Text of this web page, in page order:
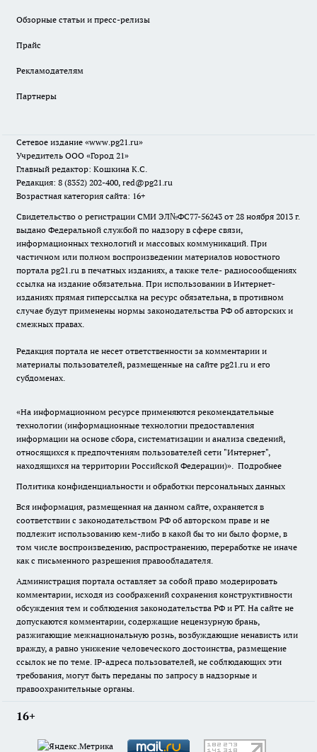
Обзорные статьи и пресс-релизы
Прайс
Рекламодателям
Партнеры
Сетевое издание «www.pg21.ru»
Учредитель ООО «Город 21»
Главный редактор: Кошкина К.С.
Редакция: 8 (8352) 202-400, red@pg21.ru
Возрастная категория сайта: 16+
Свидетельство о регистрации СМИ ЭЛ№ФС77-56243 от 28 ноября 2013 г.
выдано Федеральной службой по надзору в сфере связи,
информационных технологий и массовых коммуникаций. При
частичном или полном воспроизведении материалов новостного
портала pg21.ru в печатных изданиях, а также теле- радиосообщениях
ссылка на издание обязательна. При использовании в Интернет-
изданиях прямая гиперссылка на ресурс обязательна, в противном
случае будут применены нормы законодательства РФ об авторских и
смежных правах.
Редакция портала не несет ответственности за комментарии и
материалы пользователей, размещенные на сайте pg21.ru и его
субдоменах.
«На информационном ресурсе применяются рекомендательные
технологии (информационные технологии предоставления
информации на основе сбора, систематизации и анализа сведений,
относящихся к предпочтениям пользователей сети "Интернет",
находящихся на территории Российской Федерации)». Подробнее
Политика конфиденциальности и обработки персональных данных
Вся информация, размещенная на данном сайте, охраняется в
соответствии с законодательством РФ об авторском праве и не
подлежит использованию кем-либо в какой бы то ни было форме, в
том числе воспроизведению, распространению, переработке не иначе
как с письменного разрешения правообладателя.
Администрация портала оставляет за собой право модерировать
комментарии, исходя из соображений сохранения конструктивности
обсуждения тем и соблюдения законодательства РФ и РТ. На сайте не
допускаются комментарии, содержащие нецензурную брань,
разжигающие межнациональную рознь, возбуждающие ненависть или
вражду, а равно унижение человеческого достоинства, размещение
ссылок не по теме. IP-адреса пользователей, не соблюдающих эти
требования, могут быть переданы по запросу в надзорные и
правоохранительные органы.
16+